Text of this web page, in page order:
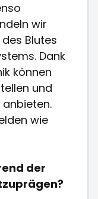
wir
Blutes
Dank
können
und
wie
der